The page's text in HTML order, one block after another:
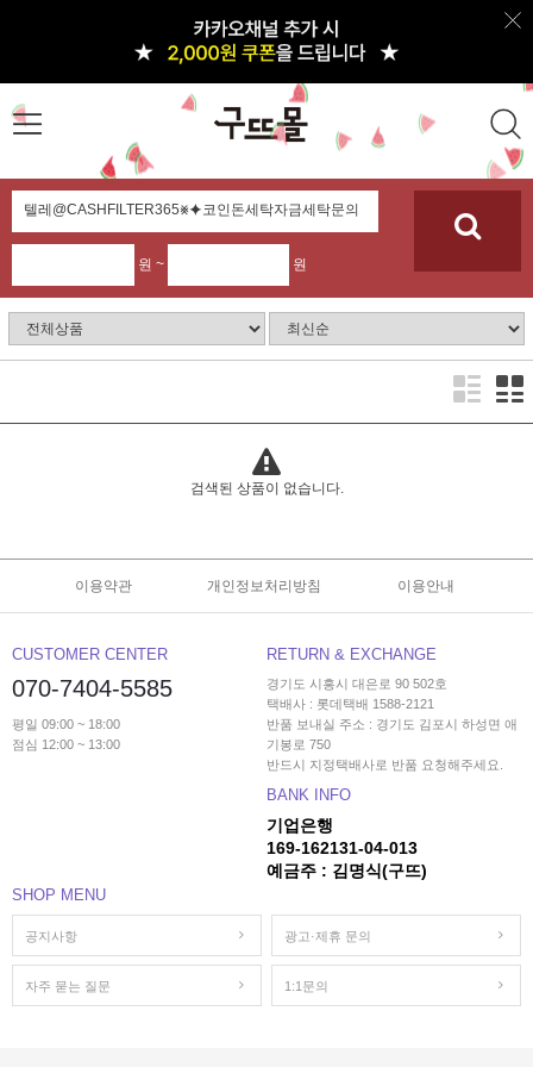
원 ~ 원
검색된 상품이 없습니다.
이용약관 개인정보처리방침 이용안내
CUSTOMER CENTER
070-7404-5585
평일 09:00 ~ 18:00
점심 12:00 ~ 13:00
RETURN & EXCHANGE
경기도 시흥시 대은로 90 502호
택배사 : 롯데택배 1588-2121
반품 보내실 주소 : 경기도 김포시 하성면 애
기봉로 750
반드시 지정택배사로 반품 요청해주세요.
BANK INFO
기업은행
169-162131-04-013
예금주 : 김명식(구뜨)
SHOP MENU
공지사항 광고·제휴 문의
자주 묻는 질문 1:1문의